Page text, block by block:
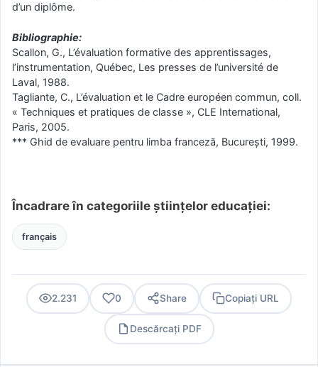
d’un diplôme.
Bibliographie:
Scallon, G., L’évaluation formative des apprentissages,
l’instrumentation, Québec, Les presses de l’université de
Laval, 1988.
Tagliante, C., L’évaluation et le Cadre européen commun, coll.
« Techniques et pratiques de classe », CLE International,
Paris, 2005.
*** Ghid de evaluare pentru limba franceză, Bucureşti, 1999.
Încadrare în categoriile științelor educației:
français
2.231 0 Share Copiați URL
Descărcați PDF